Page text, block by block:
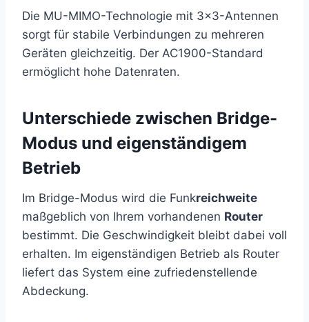
Die MU-MIMO-Technologie mit 3×3-Antennen
sorgt für stabile Verbindungen zu mehreren
Geräten gleichzeitig. Der AC1900-Standard
ermöglicht hohe Datenraten.
Unterschiede zwischen Bridge-
Modus und eigenständigem
Betrieb
Im Bridge-Modus wird die Funkreichweite
maßgeblich von Ihrem vorhandenen Router
bestimmt. Die Geschwindigkeit bleibt dabei voll
erhalten. Im eigenständigen Betrieb als Router
liefert das System eine zufriedenstellende
Abdeckung.